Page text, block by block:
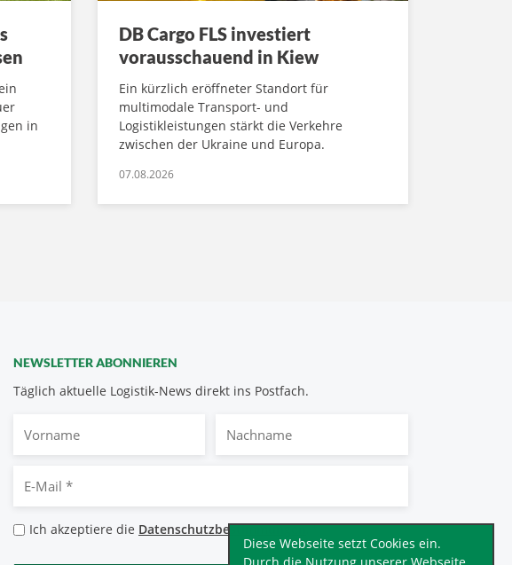
Diese Webseite setzt Cookies ein.
in
DB Cargo FLS investiert
vorausschauend in Kiew
Ein kürzlich eröffneter Standort für
multimodale Transport- und
Logistikleistungen stärkt die Verkehre
zwischen der Ukraine und Europa.
07.08.2026
NEWSLETTER ABONNIEREN
Täglich aktuelle Logistik-News direkt ins Postfach.
Mail
Datenschutzbestimmungen
Ich akzeptiere die Datenschutzbestimmungen.*